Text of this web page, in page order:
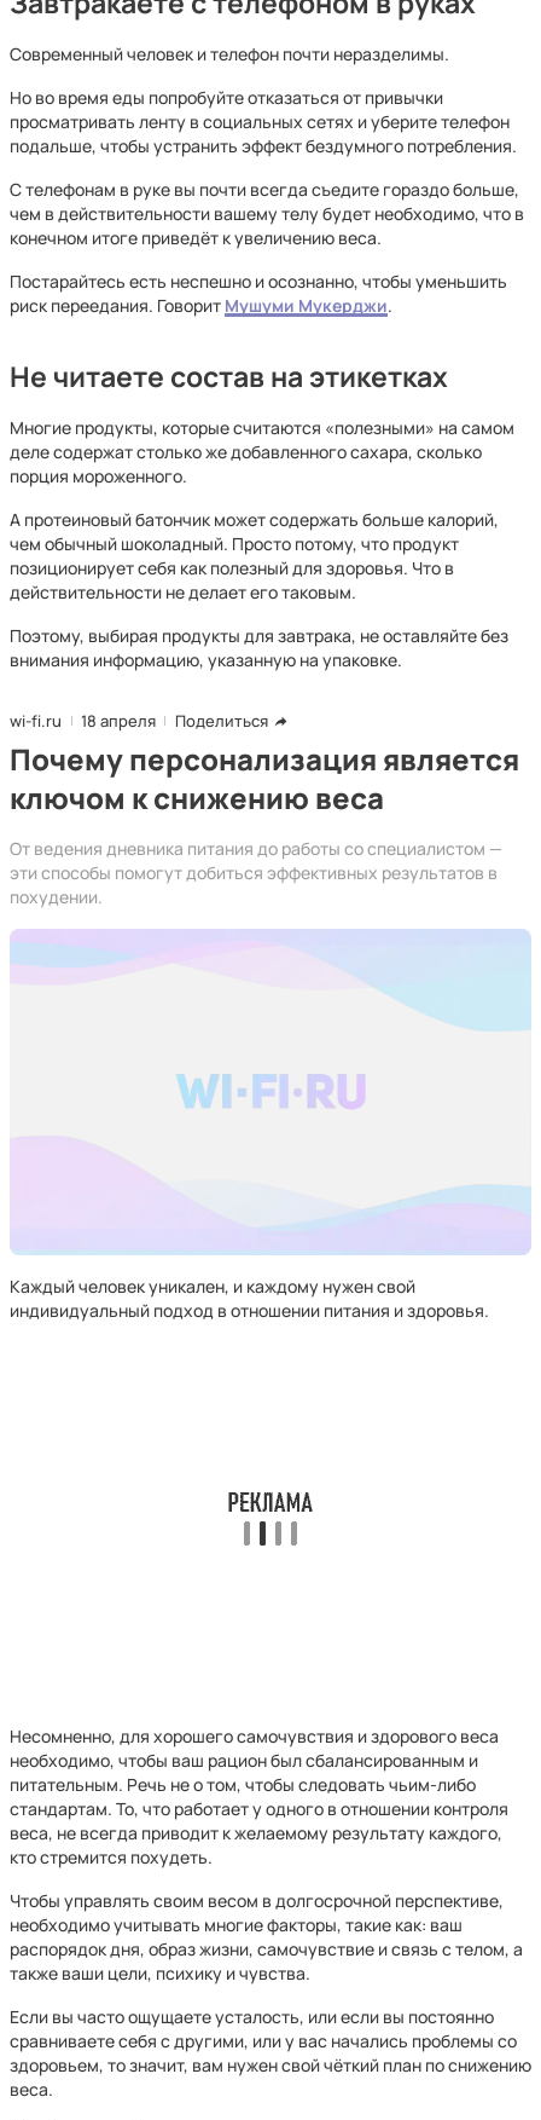
Современный человек и телефон почти неразделимы.
Но во время еды попробуйте отказаться от привычки
просматривать ленту в социальных сетях и уберите телефон
подальше, чтобы устранить эффект бездумного потребления.
С телефонам в руке вы почти всегда съедите гораздо больше,
чем в действительности вашему телу будет необходимо, что в
конечном итоге приведёт к увеличению веса.
Постарайтесь есть неспешно и осознанно, чтобы уменьшить
риск переедания. Говорит Мушуми Мукерджи.
Не читаете состав на этикетках
Многие продукты, которые считаются «полезными» на самом
деле содержат столько же добавленного сахара, сколько
порция мороженного.
А протеиновый батончик может содержать больше калорий,
чем обычный шоколадный. Просто потому, что продукт
позиционирует себя как полезный для здоровья. Что в
действительности не делает его таковым.
Поэтому, выбирая продукты для завтрака, не оставляйте без
внимания информацию, указанную на упаковке.
wi-fi.ru 18 апреля Поделиться
Почему персонализация является
ключом к снижению веса
От ведения дневника питания до работы со специалистом —
эти способы помогут добиться эффективных результатов в
похудении.
Каждый человек уникален, и каждому нужен свой
индивидуальный подход в отношении питания и здоровья.
Несомненно, для хорошего самочувствия и здорового веса
необходимо, чтобы ваш рацион был сбалансированным и
питательным. Речь не о том, чтобы следовать чьим-либо
стандартам. То, что работает у одного в отношении контроля
веса, не всегда приводит к желаемому результату каждого,
кто стремится похудеть.
Чтобы управлять своим весом в долгосрочной перспективе,
необходимо учитывать многие факторы, такие как: ваш
распорядок дня, образ жизни, самочувствие и связь с телом, а
также ваши цели, психику и чувства.
Если вы часто ощущаете усталость, или если вы постоянно
сравниваете себя с другими, или у вас начались проблемы со
здоровьем, то значит, вам нужен свой чёткий план по снижению
веса.